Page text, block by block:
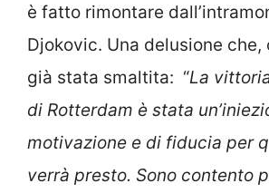
è fatto rimontare
Djokovic. Una delusione che,
già stata smaltita: “La
di Rotterdam è stata
motivazione e di fiducia per
verrà presto. Sono contento